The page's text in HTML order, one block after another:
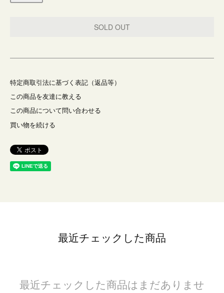
特定商取引法に基づく表記（返品等）
この商品を友達に教える
この商品について問い合わせる
買い物を続ける
最近チェックした商品
最近チェックした商品はまだありませ